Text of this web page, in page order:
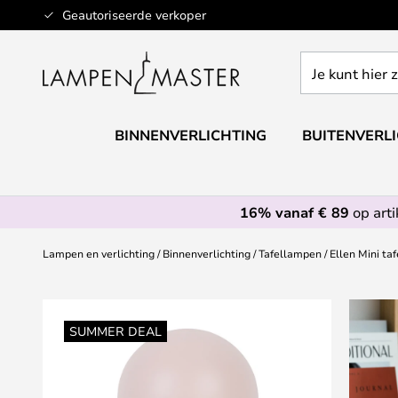
Geautoriseerde verkoper
Ga
naar
inhoud
kunt
zoeken
webwinkel
BINNENVERLICHTING
16% vanaf € 89 op
Lampen en verlichting Binnenverlichting Tafellampen Ellen Mini
SUMMER DEAL
naar